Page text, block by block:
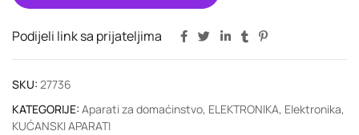
Podijeli link sa prijateljima
SKU: 27736
KATEGORIJE: Aparati za domaćinstvo, ELEKTRONIKA, Elektronika,
KUĆANSKI APARATI